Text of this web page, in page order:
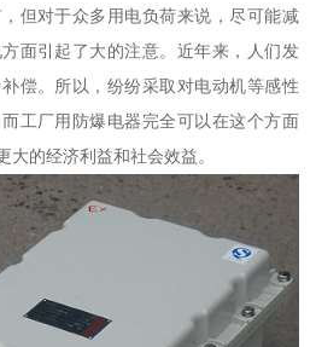
但对于众多用电负荷来说，尽可能减
面引起了大的注意。近年来，人们发
偿。所以，纷纷采取对电动机等感性
工厂用防爆电器完全可以在这个方面
大的经济利益和社会效益。